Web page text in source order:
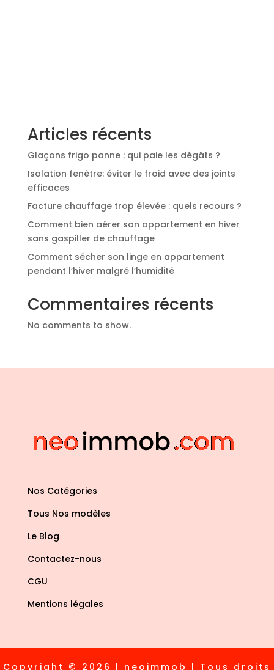
Articles récents
Glaçons frigo panne : qui paie les dégâts ?
Isolation fenêtre: éviter le froid avec des joints
efficaces
Facture chauffage trop élevée : quels recours ?
Comment bien aérer son appartement en hiver
sans gaspiller de chauffage
Comment sécher son linge en appartement
pendant l’hiver malgré l’humidité
Commentaires récents
No comments to show.
Nos Catégories
Tous Nos modèles
Le Blog
Contactez-nous
CGU
Mentions légales
Copyright © 2026 | neoimmob | Tous droits